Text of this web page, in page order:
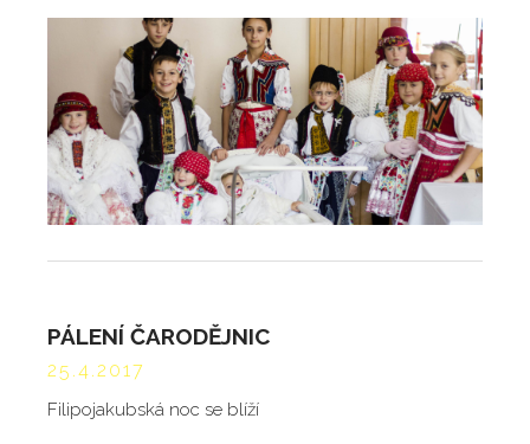
PÁLENÍ ČARODĚJNIC
25.4.2017
Filipojakubská noc se blíží